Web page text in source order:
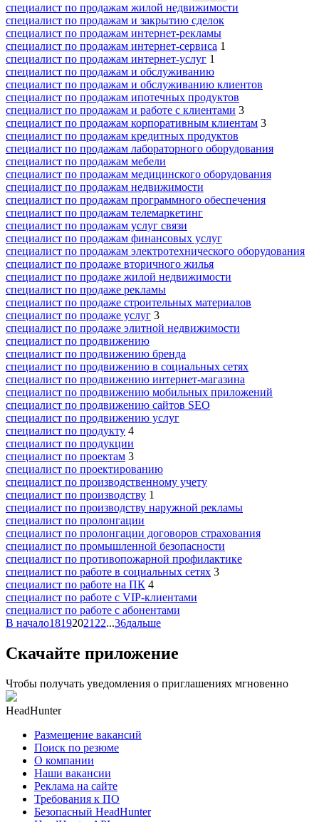
специалист по продажам жилой недвижимости
специалист по продажам и закрытию сделок
специалист по продажам интернет-рекламы
специалист по продажам интернет-сервиса 1
специалист по продажам интернет-услуг 1
специалист по продажам и обслуживанию
специалист по продажам и обслуживанию клиентов
специалист по продажам ипотечных продуктов
специалист по продажам и работе с клиентами 3
специалист по продажам корпоративным клиентам 3
специалист по продажам кредитных продуктов
специалист по продажам лабораторного оборудования
специалист по продажам мебели
специалист по продажам медицинского оборудования
специалист по продажам недвижимости
специалист по продажам программного обеспечения
специалист по продажам телемаркетинг
специалист по продажам услуг связи
специалист по продажам финансовых услуг
специалист по продажам электротехнического оборудования
специалист по продаже вторичного жилья
специалист по продаже жилой недвижимости
специалист по продаже рекламы
специалист по продаже строительных материалов
специалист по продаже услуг 3
специалист по продаже элитной недвижимости
специалист по продвижению
специалист по продвижению бренда
специалист по продвижению в социальных сетях
специалист по продвижению интернет-магазина
специалист по продвижению мобильных приложений
специалист по продвижению сайтов SEO
специалист по продвижению услуг
специалист по продукту 4
специалист по продукции
специалист по проектам 3
специалист по проектированию
специалист по производственному учету
специалист по производству 1
специалист по производству наружной рекламы
специалист по пролонгации
специалист по пролонгации договоров страхования
специалист по промышленной безопасности
специалист по противопожарной профилактике
специалист по работе в социальных сетях 3
специалист по работе на ПК 4
специалист по работе с VIP-клиентами
специалист по работе с абонентами
В начало18192021 22...36дальше
Скачайте приложение
Чтобы получать уведомления о приглашениях мгновенно
HeadHunter
Размещение вакансий
Поиск по резюме
О компании
Наши вакансии
Реклама на сайте
Требования к ПО
Безопасный HeadHunter